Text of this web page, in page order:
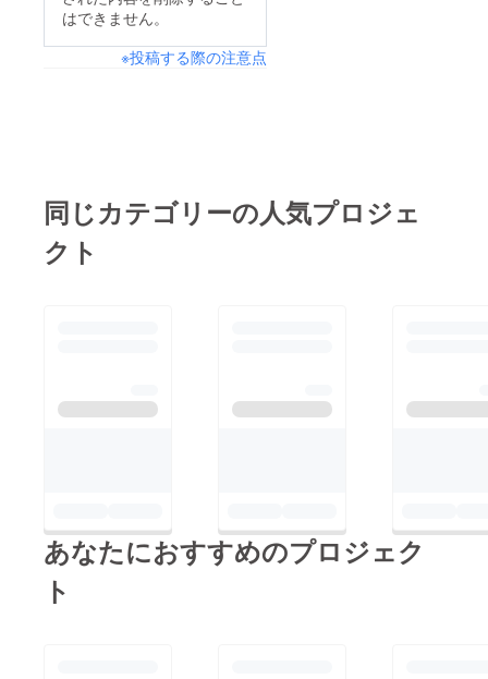
はできません。
※投稿する際の注意点
同じカテゴリーの人気プロジェ
クト
あなたにおすすめのプロジェク
ト